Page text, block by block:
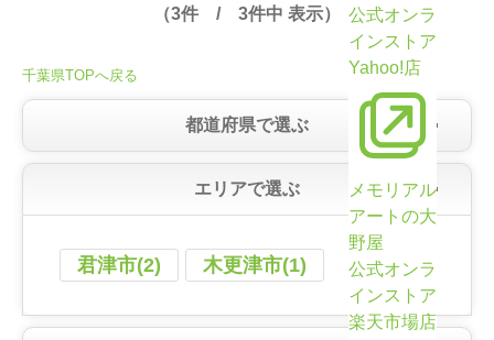
公式オンラ
インストア
Yahoo!店
メモリアル
アートの大
野屋
公式オンラ
インストア
楽天市場店
（3件 / 3件中 表示）
千葉県TOPへ戻る
都道府県で選ぶ
エリアで選ぶ
君津市(2) 木更津市(1)